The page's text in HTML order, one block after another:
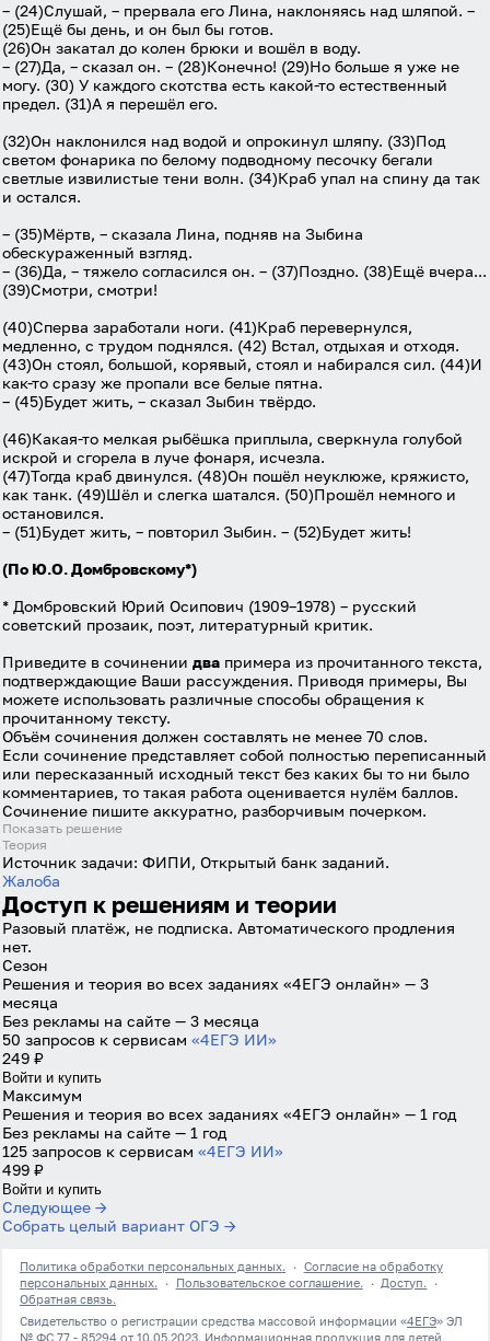
– (24)Слушай, – прервала его Лина, наклоняясь над шляпой. –
(25)Ещё бы день, и он был бы готов.
(26)Он закатал до колен брюки и вошёл в воду.
– (27)Да, – сказал он. – (28)Конечно! (29)Но больше я уже не
могу. (30) У каждого скотства есть какой-то естественный
предел. (31)А я перешёл его.
(32)Он наклонился над водой и опрокинул шляпу. (33)Под
светом фонарика по белому подводному песочку бегали
светлые извилистые тени волн. (34)Краб упал на спину да так
и остался.
– (35)Мёртв, – сказала Лина, подняв на Зыбина
обескураженный взгляд.
– (36)Да, – тяжело согласился он. – (37)Поздно. (38)Ещё вчера...
(39)Смотри, смотри!
(40)Сперва заработали ноги. (41)Краб перевернулся,
медленно, с трудом поднялся. (42) Встал, отдыхая и отходя.
(43)Он стоял, большой, корявый, стоял и набирался сил. (44)И
как-то сразу же пропали все белые пятна.
– (45)Будет жить, – сказал Зыбин твёрдо.
(46)Какая-то мелкая рыбёшка приплыла, сверкнула голубой
искрой и сгорела в луче фонаря, исчезла.
(47)Тогда краб двинулся. (48)Он пошёл неуклюже, кряжисто,
как танк. (49)Шёл и слегка шатался. (50)Прошёл немного и
остановился.
– (51)Будет жить, – повторил Зыбин. – (52)Будет жить!
(По Ю.О. Домбровскому*)
* Домбровский Юрий Осипович (1909–1978) – русский
советский прозаик, поэт, литературный критик.
Приведите в сочинении два примера из прочитанного текста,
подтверждающие Ваши рассуждения. Приводя примеры, Вы
можете использовать различные способы обращения к
прочитанному тексту.
Объём сочинения должен составлять не менее 70 слов.
Если сочинение представляет собой полностью переписанный
или пересказанный исходный текст без каких бы то ни было
комментариев, то такая работа оценивается нулём баллов.
Сочинение пишите аккуратно, разборчивым почерком.
Показать решение
Теория
Источник задачи: ФИПИ, Открытый банк заданий.
Жалоба
Доступ к решениям и теории
Разовый платёж, не подписка. Автоматического продления
нет.
Сезон
Решения и теория во всех заданиях «4ЕГЭ онлайн» — 3
месяца
Без рекламы на сайте — 3 месяца
50 запросов к сервисам «4ЕГЭ ИИ»
249 ₽
Войти и купить
Максимум
Решения и теория во всех заданиях «4ЕГЭ онлайн» — 1 год
Без рекламы на сайте — 1 год
125 запросов к сервисам «4ЕГЭ ИИ»
499 ₽
Войти и купить
Следующее →
Собрать целый вариант ОГЭ →
Политика обработки персональных данных. · Согласие на обработку
персональных данных.
· Пользовательское соглашение. · Доступ.
·
Обратная связь.
Свидетельство о регистрации средства массовой информации «4ЕГЭ» ЭЛ
№ ФС 77 - 85294 от 10.05.2023. Информационная продукция для детей,